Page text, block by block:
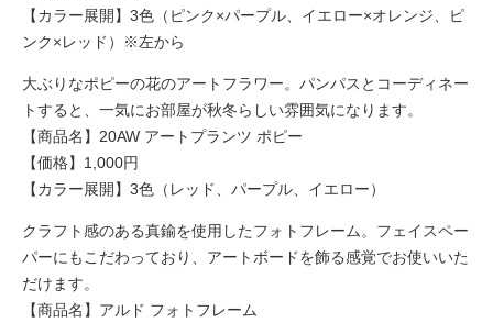
【カラー展開】3色（ピンク×パープル、イエロー×オレンジ、ピ
ンク×レッド）※左から
大ぶりなポピーの花のアートフラワー。パンパスとコーディネー
トすると、一気にお部屋が秋冬らしい雰囲気になります。
【商品名】20AW アートプランツ ポピー
【価格】1,000円
【カラー展開】3色（レッド、パープル、イエロー）
クラフト感のある真鍮を使用したフォトフレーム。フェイスペー
パーにもこだわっており、アートボードを飾る感覚でお使いいた
だけます。
【商品名】アルド フォトフレーム